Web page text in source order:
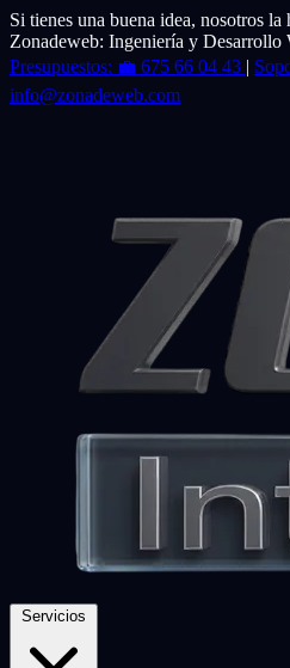
Si tienes una buena idea, nosotros la
Zonadeweb: Ingeniería y Desarrollo
Presupuestos: 💼 675 66 04 43 |
info@zonadeweb.com